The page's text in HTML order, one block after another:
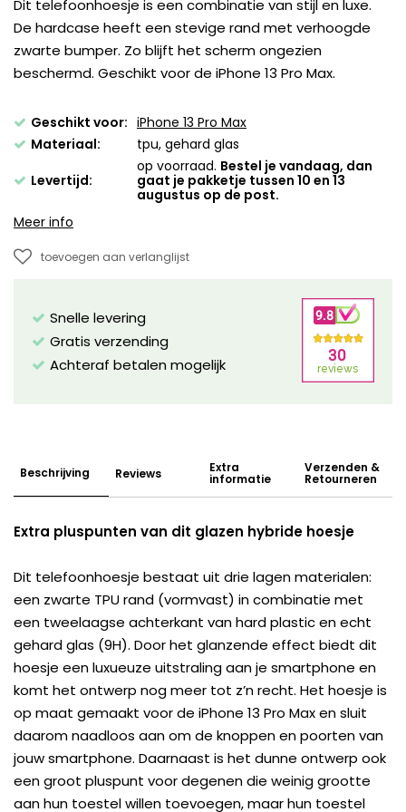
Dit telefoonhoesje is een combinatie van stijl en luxe.
De hardcase heeft een stevige rand met verhoogde
zwarte bumper. Zo blijft het scherm ongezien
beschermd. Geschikt voor de iPhone 13 Pro Max.
Geschikt voor: iPhone 13 Pro Max
Materiaal:
tpu, gehard glas
Levertijd:
op voorraad. Bestel je vandaag, dan
gaat je pakketje tussen 10 en 13
augustus op de post.
Meer info
toevoegen aan verlanglijst
Snelle levering
Gratis verzending
Achteraf betalen mogelijk
Beschrijving Reviews Extra
informatie
Verzenden &
Retourneren
Extra pluspunten van dit glazen hybride hoesje
Dit telefoonhoesje bestaat uit drie lagen materialen:
een zwarte TPU rand (vormvast) in combinatie met
een tweelaagse achterkant van hard plastic en echt
gehard glas (9H). Door het glanzende effect biedt dit
hoesje een luxueuze uitstraling aan je smartphone en
komt het ontwerp nog meer tot z’n recht. Het hoesje is
op maat gemaakt voor de iPhone 13 Pro Max en sluit
daarom naadloos aan om de knoppen en poorten van
jouw smartphone. Daarnaast is het dunne ontwerp ook
een groot pluspunt voor degenen die weinig grootte
aan hun toestel willen toevoegen, maar hun toestel